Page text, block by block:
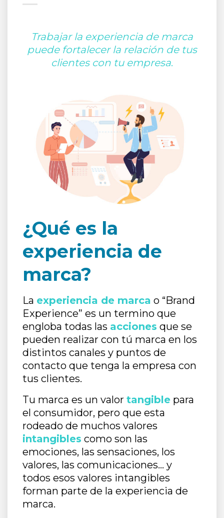
Trabajar la experiencia de marca
puede fortalecer la relación de tus
clientes con tu empresa.
¿Qué es la
experiencia de
marca?
La experiencia de marca o “Brand
Experience” es un termino que
engloba todas las acciones que se
pueden realizar con tú marca en los
distintos canales y puntos de
contacto que tenga la empresa con
tus clientes.
Tu marca es un valor tangible para
el consumidor, pero que esta
rodeado de muchos valores
intangibles como son las
emociones, las sensaciones, los
valores, las comunicaciones… y
todos esos valores intangibles
forman parte de la experiencia de
marca.